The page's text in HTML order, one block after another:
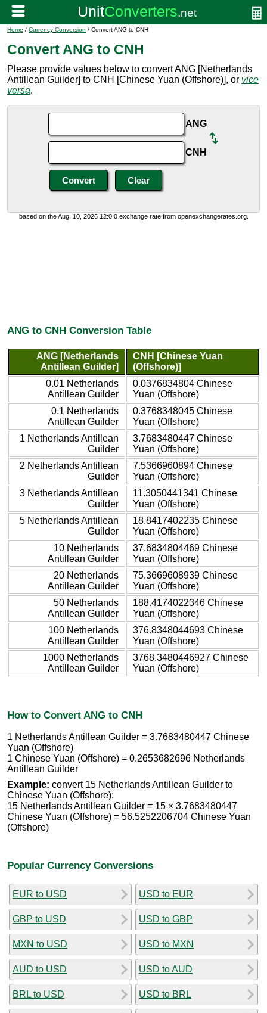
Home / Currency Conversion / Convert ANG to CNH
Convert ANG to CNH
Please provide values below to convert ANG [Netherlands
Antillean Guilder] to CNH [Chinese Yuan (Offshore)], or vice
versa.
ANG
CNH
based on the Aug. 10, 2026 12:0:0 exchange rate from openexchangerates.org.
ANG to CNH Conversion Table
ANG [Netherlands
Antillean Guilder]
CNH [Chinese Yuan
(Offshore)]
0.01 Netherlands
Antillean Guilder
0.0376834804 Chinese
Yuan (Offshore)
0.1 Netherlands
Antillean Guilder
0.3768348045 Chinese
Yuan (Offshore)
1 Netherlands Antillean
Guilder
3.7683480447 Chinese
Yuan (Offshore)
2 Netherlands Antillean
Guilder
7.5366960894 Chinese
Yuan (Offshore)
3 Netherlands Antillean
Guilder
11.3050441341 Chinese
Yuan (Offshore)
5 Netherlands Antillean
Guilder
18.8417402235 Chinese
Yuan (Offshore)
10 Netherlands
Antillean Guilder
37.6834804469 Chinese
Yuan (Offshore)
20 Netherlands
Antillean Guilder
75.3669608939 Chinese
Yuan (Offshore)
50 Netherlands
Antillean Guilder
188.4174022346 Chinese
Yuan (Offshore)
100 Netherlands
Antillean Guilder
376.8348044693 Chinese
Yuan (Offshore)
1000 Netherlands
Antillean Guilder
3768.3480446927 Chinese
Yuan (Offshore)
How to Convert ANG to CNH
1 Netherlands Antillean Guilder = 3.7683480447 Chinese
Yuan (Offshore)
1 Chinese Yuan (Offshore) = 0.2653682696 Netherlands
Antillean Guilder
Example: convert 15 Netherlands Antillean Guilder to
Chinese Yuan (Offshore):
15 Netherlands Antillean Guilder = 15 × 3.7683480447
Chinese Yuan (Offshore) = 56.5252206704 Chinese Yuan
(Offshore)
Popular Currency Conversions
EUR to USD
GBP to USD
MXN to USD
AUD to USD
BRL to USD
USD to EUR
USD to GBP
USD to MXN
USD to AUD
USD to BRL